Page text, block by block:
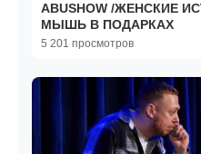
ABUSHOW /ЖЕНСКИЕ
МЫШЬ В ПОДАРКАХ
5 201 просмотров